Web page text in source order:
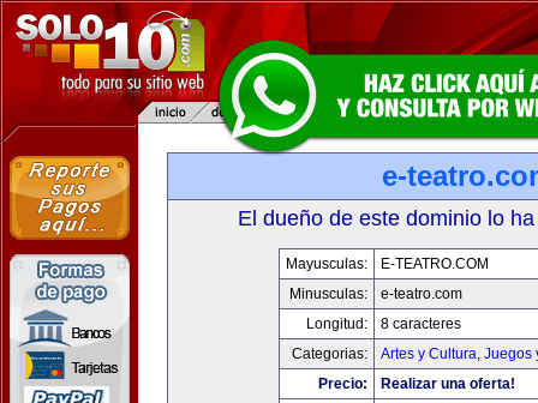
e-
El dueño de este dominio lo
Mayusculas:
E-TEATRO.COM
Minusculas:
e-teatro.com
Longitud:
8 caracteres
Categorias:
Artes y Cultura, Juegos
Precio:
Realizar una oferta!